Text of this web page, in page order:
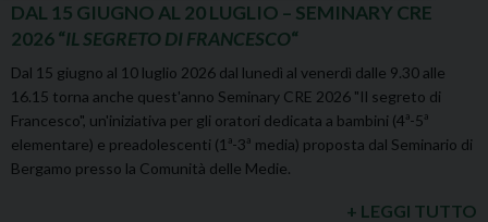
DAL 15 GIUGNO AL 20 LUGLIO – SEMINARY CRE
2026 “IL SEGRETO DI FRANCESCO“
Dal 15 giugno al 10 luglio 2026 dal lunedì al venerdì dalle 9.30 alle
16.15 torna anche quest'anno Seminary CRE 2026 "Il segreto di
Francesco", un'iniziativa per gli oratori dedicata a bambini (4ª-5ª
elementare) e preadolescenti (1ª-3ª media) proposta dal Seminario di
Bergamo presso la Comunità delle Medie.
+ LEGGI TUTTO